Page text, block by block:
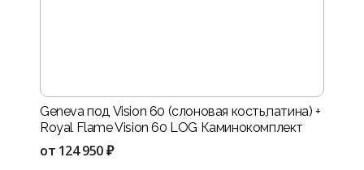
Geneva под Vision 60 (слоновая кость,патина) +
Royal Flame Vision 60 LOG Каминокомплект
от 124 950 ₽